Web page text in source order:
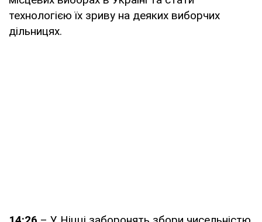
технологією їх зриву на деяких виборчих
дільницях.